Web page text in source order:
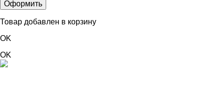
Товар добавлен в корзину
OK
OK